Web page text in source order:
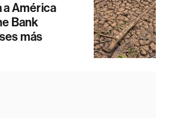
a América
Bank
más